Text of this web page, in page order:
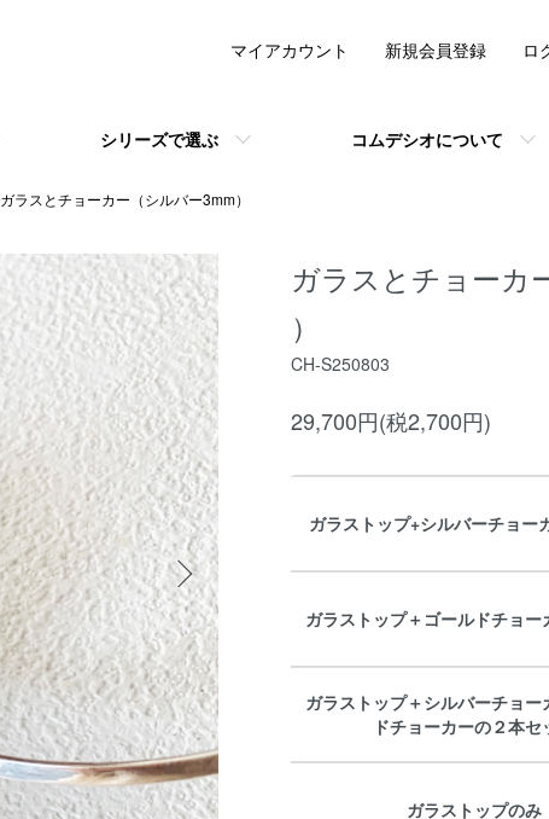
シリーズで選ぶ コムデシオについて
マイアカウント 新規会員登録 ロ
ガラスとチョーカー（シルバー3mm）
ガラスとチョーカ
）
CH-S250803
29,700円(税2,700円)
ガラストップ+シルバーチョー
ガラストップ＋ゴールドチョー
ガラストップ＋シルバーチョー
ドチョーカーの２本セ
ガラストップのみ